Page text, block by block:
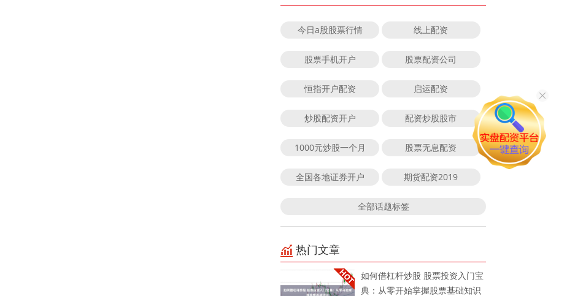
今日a股股票行情 线上配资
股票手机开户 股票配资公司
恒指开户配资 启运配资
炒股配资开户 配资炒股股市
1000元炒股一个月 股票无息配资
全国各地证券开户 期货配资2019
全部话题标签
热门文章
如何借杠杆炒股 股票投资入门宝
典：从零开始掌握股票基础知识